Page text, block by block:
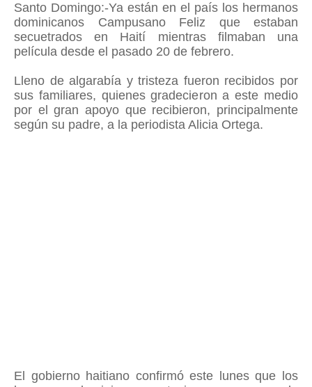
Santo Domingo:-Ya están en el país los hermanos
dominicanos Campusano Feliz que estaban
secuetrados en Haití mientras filmaban una
película desde el pasado 20 de febrero.
Lleno de algarabía y tristeza fueron recibidos por
sus familiares, quienes gradecieron a este medio
por el gran apoyo que recibieron, principalmente
según su padre, a la periodista Alicia Ortega.
El gobierno haitiano confirmó este lunes que los